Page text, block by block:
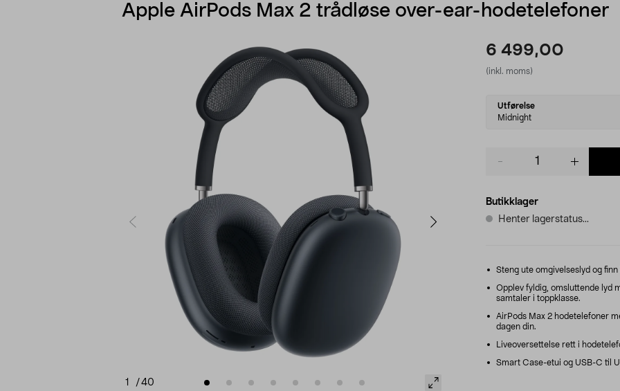
Apple AirPods Max 2 trådløse over-ear-hodetelefoner
1 /40
6 499,00
(inkl. moms)
Select
variant
Utførelse
Midnight
Butikklager
Henter lagerstatus...
Steng ute omgivelseslyd og
Opplev fyldig, omsluttende lyd
samtaler i toppklasse.
AirPods Max 2 hodetelefoner
dagen din.
Liveoversettelse rett i
Smart Case-etui og USB-C til